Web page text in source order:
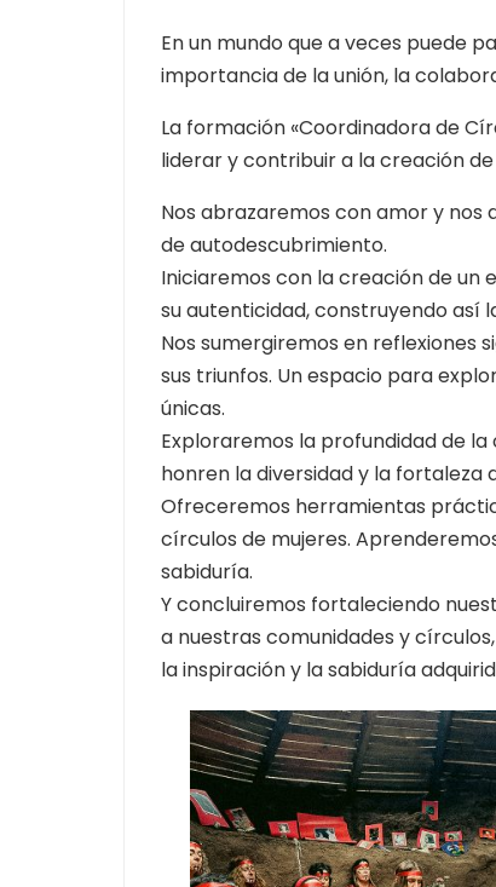
En un mundo que a veces puede
importancia de la unión, la
La formación «Coordinadora de
liderar y contribuir a la creación
Nos abrazaremos con amor y nos
de autodescubrimiento.
Iniciaremos con la creación de un
su autenticidad, construyendo así
Nos sumergiremos en reflexiones
sus triunfos. Un espacio para
únicas.
Exploraremos la profundidad de
honren la diversidad y la fortaleza
Ofreceremos herramientas
círculos de mujeres.
sabiduría.
Y concluiremos fortaleciendo
a nuestras comunidades y
la inspiración y la sabiduría